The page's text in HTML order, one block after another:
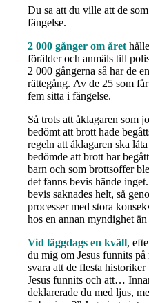
Du sa att du ville att de
fängelse.
2 000 gånger om året
förälder och anmäls till
2 000 gångerna så har de
rättegång. Av de 25 som
fem sitta i fängelse.
Så trots att åklagaren som
bedömt att brott hade
regeln att åklagaren ska
bedömde att brott har
barn och som brottsoffer
det fanns bevis hände inget.
bevis saknades helt, så
processer med stora
hos en annan myndighet
Vid läggdags en kväll,
du mig om Jesus funnits
svara att de flesta
Jesus funnits och att…
deklarerade du med ljus,